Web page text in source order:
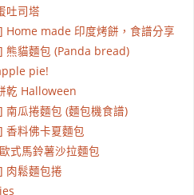
吐司塔
made 印度烤餅，食譜分享！
熊貓麵包 (Panda bread)
pie!
乾 Halloween
瓜捲麵包 (麵包機食譜)
料佛卡夏麵包
式馬鈴薯沙拉麵包
肉鬆麵包捲